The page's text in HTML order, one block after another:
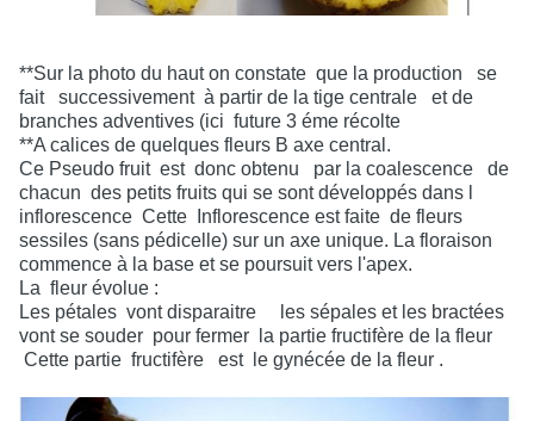
**Sur la photo du haut on constate que la production
se
fait
successivement à partir de la tige centrale
et de
branches adventives (ici future 3 éme récolte
**A calices de quelques fleurs B axe central.
Ce Pseudo fruit est donc obtenu par la coalescence
de
chacun des petits fruits qui se sont développés dans l
inflorescence Cette Inflorescence est faite de fleurs
sessiles (sans pédicelle) sur un axe unique. La floraison
commence à la base et se poursuit vers l'apex.
La fleur évolue :
Les pétales vont disparaitre
les sépales et les bractées
vont se souder pour fermer
la partie fructifère de la fleur
Cette partie fructifère est le gynécée de la fleur .